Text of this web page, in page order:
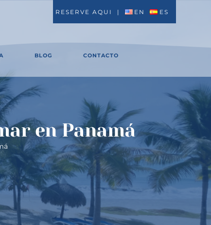
RESERVE AQUI | EN ES
BLOG
CONTACTO
en Panamá